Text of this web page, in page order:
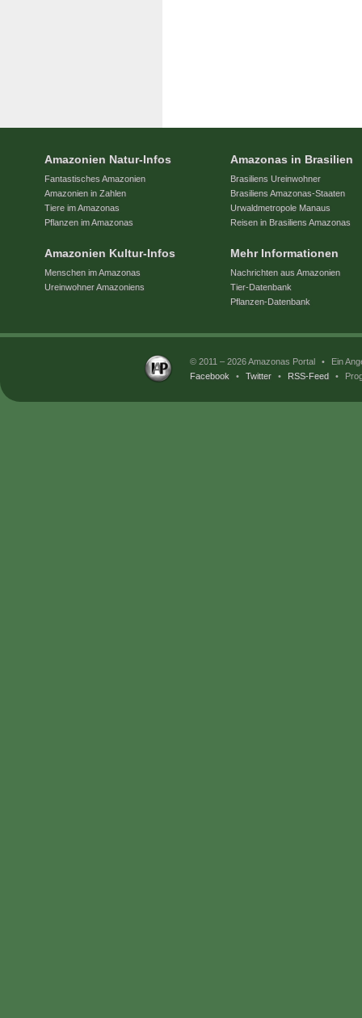
Amazonien Natur-Infos
Fantastisches Amazonien
Amazonien in Zahlen
Tiere im Amazonas
Pflanzen im Amazonas
Amazonien Kultur-Infos
Menschen im Amazonas
Ureinwohner Amazoniens
Amazonas in Brasilien
Brasiliens Ureinwohner
Brasiliens Amazonas-Staaten
Urwaldmetropole Manaus
Reisen in Brasiliens Amazonas
Mehr Informationen
Nachrichten aus Amazonien
Tier-Datenbank
Pflanzen-Datenbank
© 2011 – 2026 Amazonas Portal •
Ein
Facebook
• Twitter • RSS-Feed •